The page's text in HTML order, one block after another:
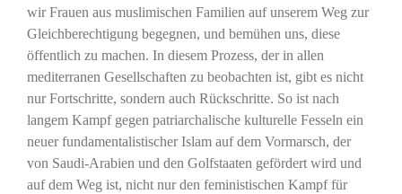
wir Frauen aus muslimischen Familien auf unserem Weg zur
Gleichberechtigung begegnen, und bemühen uns, diese
öffentlich zu machen. In diesem Prozess, der in allen
mediterranen Gesellschaften zu beobachten ist, gibt es nicht
nur Fortschritte, sondern auch Rückschritte. So ist nach
langem Kampf gegen patriarchalische kulturelle Fesseln ein
neuer fundamentalistischer Islam auf dem Vormarsch, der
von Saudi-Arabien und den Golfstaaten gefördert wird und
auf dem Weg ist, nicht nur den feministischen Kampf für